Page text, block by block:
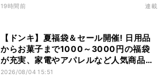
19時間前 連載
【ドンキ】夏福袋＆セール開催! 日用品
からお菓子まで1000～3000円の福袋
が充実、家電やアパレルなど人気商品も
特価
2026/08/04 15:51